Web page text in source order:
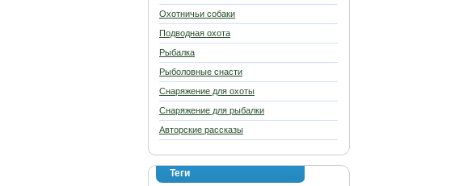
Охотничьи собаки
Подводная охота
Рыбалка
Рыболовные снасти
Снаряжение для охоты
Снаряжение для рыбалки
Авторские рассказы
Теги